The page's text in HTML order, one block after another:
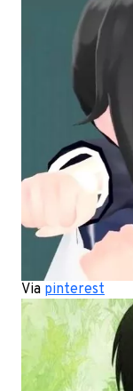
Via pinterest